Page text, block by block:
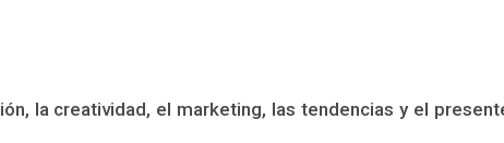
la creatividad, el marketing, las tendencias y el